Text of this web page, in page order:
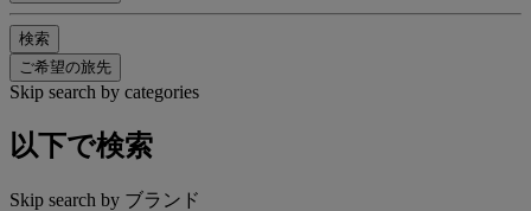
検索
ご希望の旅先
Skip search by categories
以下で検索
Skip search by ブランド